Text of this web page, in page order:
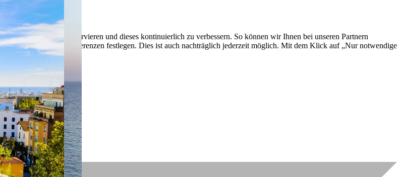
zu servieren und dieses kontinuierlich zu verbessern. So können wir Ihnen bei unseren Partnern
Ihre persönlichen Präferenzen festlegen. Dies ist auch nachträglich jederzeit möglich. Mit dem Klick auf „Nur notwendige